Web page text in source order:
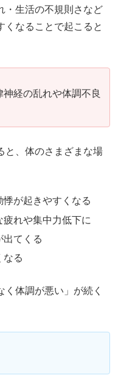
・生活の不規則さなど
くなることで起こると
経の乱れや体調不良
と、体のさまざまな場
が起きやすくなる
れや集中力低下に
出てくる
なる
体調が悪い」が続く